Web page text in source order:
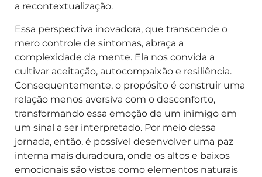
a recontextualização.
Essa perspectiva inovadora, que transcende o
mero controle de sintomas, abraça a
complexidade da mente. Ela nos convida a
cultivar aceitação, autocompaixão e resiliência.
Consequentemente, o propósito é construir uma
relação menos aversiva com o desconforto,
transformando essa emoção de um inimigo em
um sinal a ser interpretado. Por meio dessa
jornada, então, é possível desenvolver uma paz
interna mais duradoura, onde os altos e baixos
emocionais são vistos como elementos naturais